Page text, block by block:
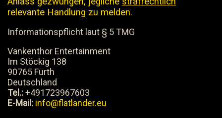
relevante Handlung zu melden.
Informationspflicht laut § 5 TMG
Vankenthor Entertainment
Im Stöckig 138
90765 Fürth
Deutschland
Tel.:+491723967603
E-Mail: info@flatlander.eu